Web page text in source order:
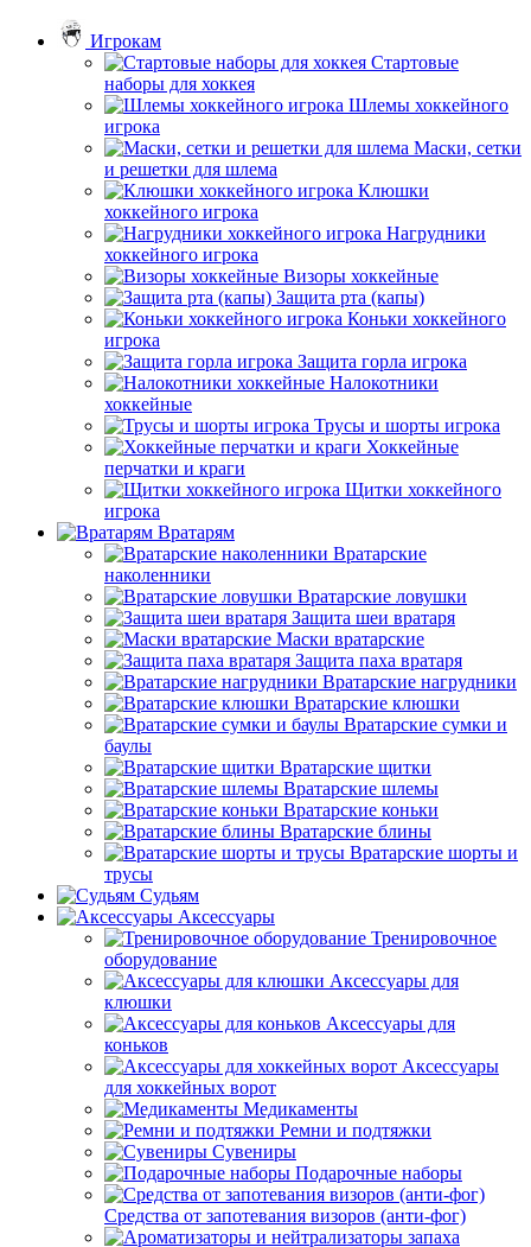
Игрокам
Стартовые
наборы для хоккея
Шлемы хоккейного
игрока
Маски, сетки
и решетки для шлема
Клюшки
хоккейного игрока
Нагрудники
хоккейного игрока
Визоры хоккейные
Защита рта (капы)
Коньки хоккейного
игрока
Защита горла игрока
Налокотники
хоккейные
Трусы и шорты игрока
Хоккейные
перчатки и краги
Щитки хоккейного
игрока
Вратарям
Вратарские
наколенники
Вратарские ловушки
Защита шеи вратаря
Маски вратарские
Защита паха вратаря
Вратарские нагрудники
Вратарские клюшки
Вратарские сумки и
баулы
Вратарские щитки
Вратарские шлемы
Вратарские коньки
Вратарские блины
Вратарские шорты и
трусы
Судьям
Аксессуары
Тренировочное
оборудование
Аксессуары для
клюшки
Аксессуары для
коньков
Аксессуары
для хоккейных ворот
Медикаменты
Ремни и подтяжки
Сувениры
Подарочные наборы
Средства от запотевания визоров (анти-фог)